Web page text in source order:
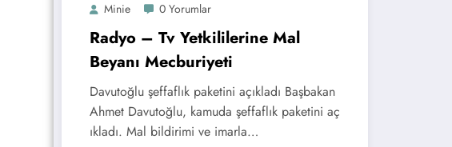
Minie 0 Yorumlar
Radyo – Tv Yetkililerine Mal
Beyanı Mecburiyeti
Davutoğlu şeffaflık paketini açıkladı Başbakan
Ahmet Davutoğlu, kamuda şeffaflık paketini aç
ıkladı. Mal bildirimi ve imarla…